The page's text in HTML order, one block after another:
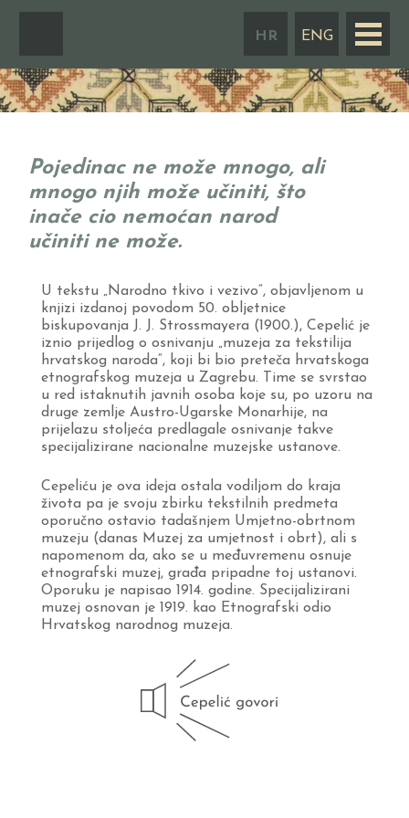
HR ENG
Pojedinac ne može mnogo, ali
mnogo njih može učiniti, što
inače cio nemoćan narod
učiniti ne može.
U tekstu „Narodno tkivo i vezivo“, objavljenom u
knjizi izdanoj povodom 50. obljetnice
biskupovanja J. J. Strossmayera (1900.), Cepelić je
iznio prijedlog o osnivanju „muzeja za tekstilija
hrvatskog naroda“, koji bi bio preteča hrvatskoga
etnografskog muzeja u Zagrebu. Time se svrstao
u red istaknutih javnih osoba koje su, po uzoru na
druge zemlje Austro-Ugarske Monarhije, na
prijelazu stoljeća predlagale osnivanje takve
specijalizirane nacionalne muzejske ustanove.
Cepeliću je ova ideja ostala vodiljom do kraja
života pa je svoju zbirku tekstilnih predmeta
oporučno ostavio tadašnjem Umjetno-obrtnom
muzeju (danas Muzej za umjetnost i obrt), ali s
napomenom da, ako se u međuvremenu osnuje
etnografski muzej, građa pripadne toj ustanovi.
Oporuku je napisao 1914. godine. Specijalizirani
muzej osnovan je 1919. kao Etnografski odio
Hrvatskog narodnog muzeja.